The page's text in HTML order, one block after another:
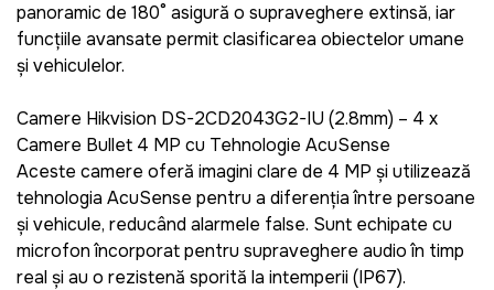
panoramic de 180° asigură o supraveghere extinsă, iar
funcțiile avansate permit clasificarea obiectelor umane
și vehiculelor. ​
Camere Hikvision DS-2CD2043G2-IU (2.8mm) – 4 x
Camere Bullet 4 MP cu Tehnologie AcuSense
Aceste camere oferă imagini clare de 4 MP și utilizează
tehnologia AcuSense pentru a diferenția între persoane
și vehicule, reducând alarmele false. Sunt echipate cu
microfon încorporat pentru supraveghere audio în timp
real și au o rezistență sporită la intemperii (IP67). ​